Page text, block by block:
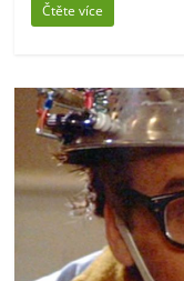
Čtěte více